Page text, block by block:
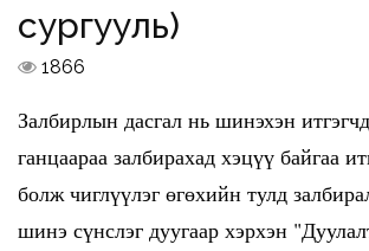
сургууль)
1866
Залбирлын дасгал нь шинэхэн
ганцаараа залбирахад хэцүү байгаа
болж чиглүүлэг өгөхийн тулд
шинэ сүнслэг дуугаар хэрхэн